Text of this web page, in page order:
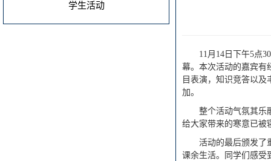
学生活动
11月14日下午5点
幕。本次活动的嘉宾有
目表演，知识竞答以
加。
整个活动气氛其乐
给大家带来的寒意已被
活动的最后颁发了
课余生活。同学们感受